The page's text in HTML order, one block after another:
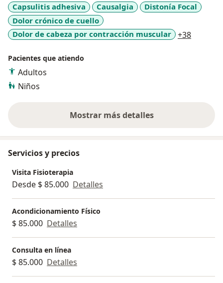
Capsulitis adhesiva Causalgia
Distonía Focal
Dolor crónico de cuello
Dolor de cabeza por contracción muscular
+38
Pacientes que atiendo
Adultos
Niños
Mostrar más detalles
sobre la experiencia
Servicios y precios
Visita Fisioterapia
Desde $ 85.000 Detalles
Acondicionamiento Físico
$ 85.000 Detalles
Consulta en línea
$ 85.000 Detalles